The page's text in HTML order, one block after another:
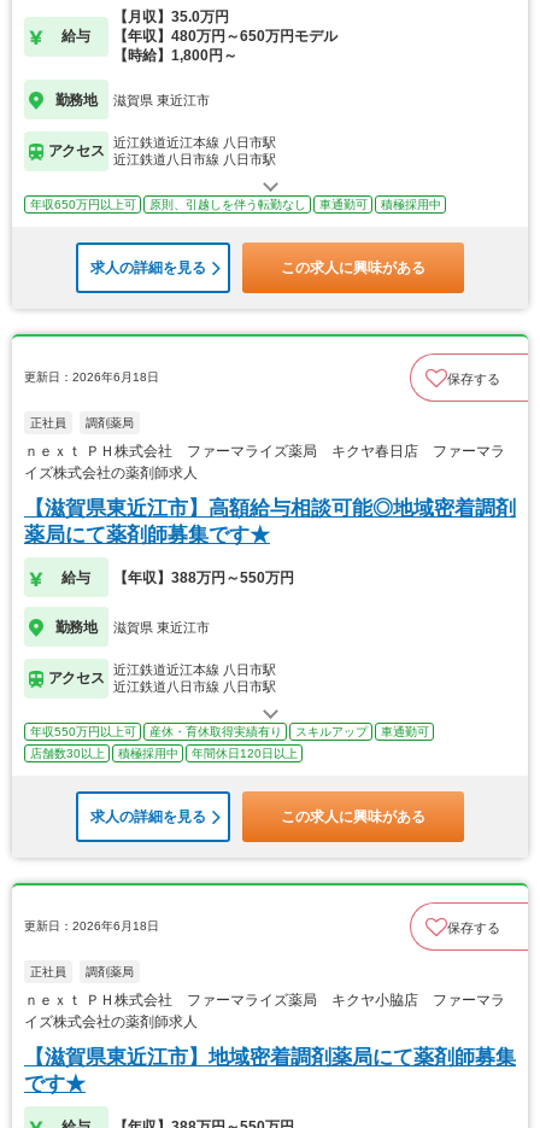
給与
【月収】35.0万円
【年収】480万円～650万円モデル
【時給】1,800円～
勤務地 滋賀県 東近江市
アクセス
近江鉄道近江本線 八日市駅
近江鉄道八日市線 八日市駅
年収650万円以上可 原則、引越しを伴う転勤なし 車通勤可 積極採用中
求人の詳細を見る この求人に興味がある
更新日：2026年6月18日 保存する
正社員 調剤薬局
ｎｅｘｔ ＰＨ株式会社 ファーマライズ薬局 キクヤ春日店 ファーマラ
イズ株式会社の薬剤師求人
【滋賀県東近江市】高額給与相談可能◎地域密着調剤
薬局にて薬剤師募集です★
給与 【年収】388万円～550万円
勤務地 滋賀県 東近江市
アクセス
近江鉄道近江本線 八日市駅
近江鉄道八日市線 八日市駅
年収550万円以上可 産休・育休取得実績有り スキルアップ
車通勤可
店舗数30以上
積極採用中 年間休日120日以上
求人の詳細を見る この求人に興味がある
更新日：2026年6月18日 保存する
正社員 調剤薬局
ｎｅｘｔ ＰＨ株式会社 ファーマライズ薬局 キクヤ小脇店 ファーマラ
イズ株式会社の薬剤師求人
【滋賀県東近江市】地域密着調剤薬局にて薬剤師募集
です★